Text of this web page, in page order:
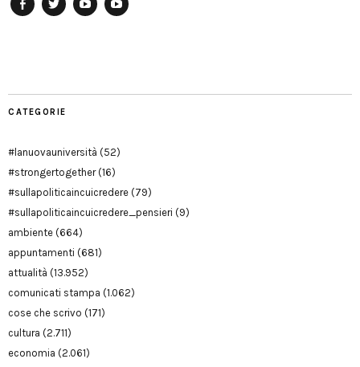
CATEGORIE
#lanuovauniversità (52)
#strongertogether(16)
#sullapoliticaincuicredere (79)
#sullapoliticaincuicredere_pensieri (9)
ambiente (664)
appuntamenti (681)
attualità (13.952)
comunicati stampa (1.062)
cose che scrivo (171)
cultura (2.711)
economia (2.061)